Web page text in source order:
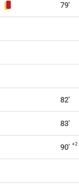
79'
82'
83'
90' +2